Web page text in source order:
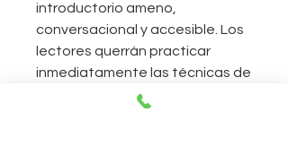
introductorio ameno,
conversacional y accesible. Los
lectores querrán practicar
inmediatamente las técnicas de
Fenton con amigos y